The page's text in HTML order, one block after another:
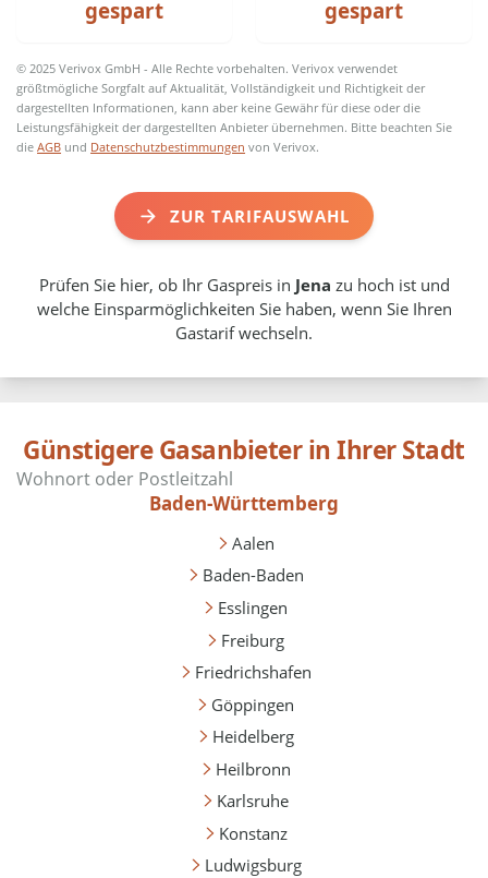
gespart gespart
© 2025 Verivox GmbH - Alle Rechte vorbehalten. Verivox verwendet
größtmögliche Sorgfalt auf Aktualität, Vollständigkeit und Richtigkeit der
dargestellten Informationen, kann aber keine Gewähr für diese oder die
Leistungsfähigkeit der dargestellten Anbieter übernehmen. Bitte beachten Sie
dieAGB und Datenschutzbestimmungen von Verivox.
ZUR TARIFAUSWAHL
Prüfen Sie hier, ob Ihr Gaspreis in Jena zu hoch ist und
welche Einsparmöglichkeiten Sie haben, wenn Sie Ihren
Gastarif wechseln.
Günstigere Gasanbieter in Ihrer Stadt
Baden-Württemberg
Aalen
Baden-Baden
Esslingen
Freiburg
Friedrichshafen
Göppingen
Heidelberg
Heilbronn
Karlsruhe
Konstanz
Ludwigsburg